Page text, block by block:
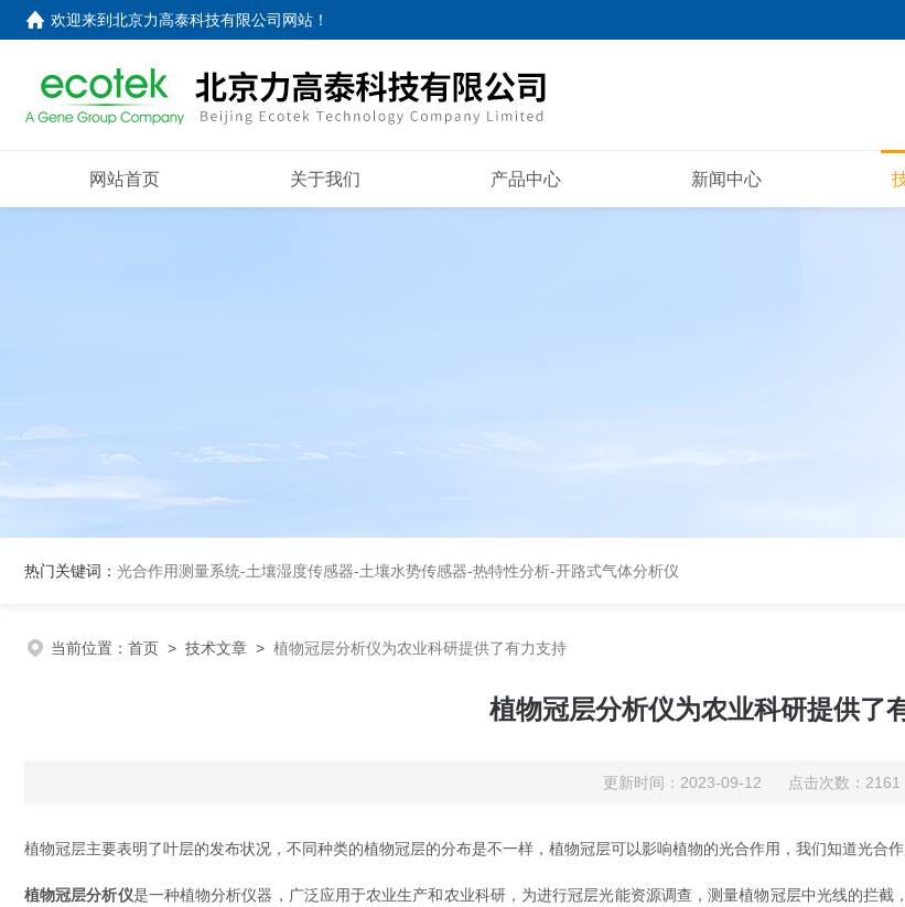
欢迎来到北京力高泰科技有限公司网站 ！
网站首页 关于我们 产品中心 新闻中心
热门关键词： 光合作用测量系统-土壤湿度传感器-土壤水势传感器-热特性分析-开路式气体分析仪
当前位置： 首页 > 技术文章 > 植物冠层分析仪为农业科研提供了有力支持
植物冠层分析仪为农业科研提供了
更新时间：2023-09-12 点击次数：2161
植物冠层主要表明了叶层的发布状况，不同种类的植物冠层的分布是不一样，植物冠层可以影响植物的光合作用，我们知道光合
植物冠层分析仪是一种植物分析仪器，广泛应用于农业生产和农业科研，为进行冠层光能资源调查，测量植物冠层中光线的拦